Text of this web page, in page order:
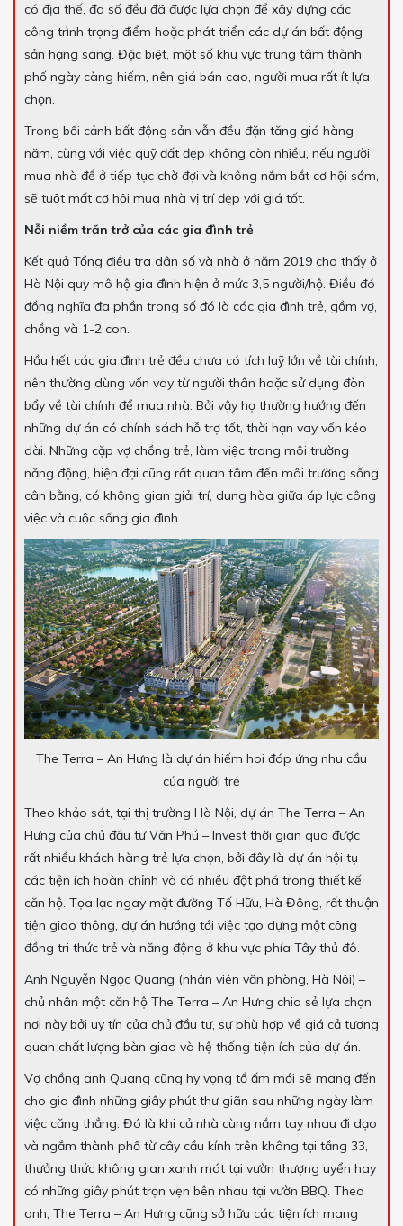
có địa thế, đa số đều đã được lựa chọn để xây dựng các
công trình trọng điểm hoặc phát triển các dự án bất động
sản hạng sang. Đặc biệt, một số khu vực trung tâm thành
phố ngày càng hiếm, nên giá bán cao, người mua rất ít lựa
chọn.
Trong bối cảnh bất động sản vẫn đều đặn tăng giá hàng
năm, cùng với việc quỹ đất đẹp không còn nhiều, nếu người
mua nhà để ở tiếp tục chờ đợi và không nắm bắt cơ hội sớm,
sẽ tuột mất cơ hội mua nhà vị trí đẹp với giá tốt.
Nỗi niềm trăn trở của các gia đình trẻ
Kết quả Tổng điều tra dân số và nhà ở năm 2019 cho thấy ở
Hà Nội quy mô hộ gia đình hiện ở mức 3,5 người/hộ. Điều đó
đồng nghĩa đa phần trong số đó là các gia đình trẻ, gồm vợ,
chồng và 1-2 con.
Hầu hết các gia đình trẻ đều chưa có tích luỹ lớn về tài chính,
nên thường dùng vốn vay từ người thân hoặc sử dụng đòn
bẩy về tài chính để mua nhà. Bởi vậy họ thường hướng đến
những dự án có chính sách hỗ trợ tốt, thời hạn vay vốn kéo
dài. Những cặp vợ chồng trẻ, làm việc trong môi trường
năng động, hiện đại cũng rất quan tâm đến môi trường sống
cân bằng, có không gian giải trí, dung hòa giữa áp lực công
việc và cuộc sống gia đình.
The Terra – An Hưng là dự án hiếm hoi đáp ứng nhu cầu
của người trẻ
Theo khảo sát, tại thị trường Hà Nội, dự án The Terra – An
Hưng của chủ đầu tư Văn Phú – Invest thời gian qua được
rất nhiều khách hàng trẻ lựa chọn, bởi đây là dự án hội tụ
các tiện ích hoàn chỉnh và có nhiều đột phá trong thiết kế
căn hộ. Tọa lạc ngay mặt đường Tố Hữu, Hà Đông, rất thuận
tiện giao thông, dự án hướng tới việc tạo dựng một cộng
đồng tri thức trẻ và năng động ở khu vực phía Tây thủ đô.
Anh Nguyễn Ngọc Quang (nhân viên văn phòng, Hà Nội) –
chủ nhân một căn hộ The Terra – An Hưng chia sẻ lựa chọn
nơi này bởi uy tín của chủ đầu tư, sự phù hợp về giá cả tương
quan chất lượng bàn giao và hệ thống tiện ích của dự án.
Vợ chồng anh Quang cũng hy vọng tổ ấm mới sẽ mang đến
cho gia đình những giây phút thư giãn sau những ngày làm
việc căng thẳng. Đó là khi cả nhà cùng nắm tay nhau đi dạo
và ngắm thành phố từ cây cầu kính trên không tại tầng 33,
thưởng thức không gian xanh mát tại vườn thượng uyển hay
có những giây phút trọn vẹn bên nhau tại vườn BBQ. Theo
anh, The Terra – An Hưng cũng sở hữu các tiện ích mang